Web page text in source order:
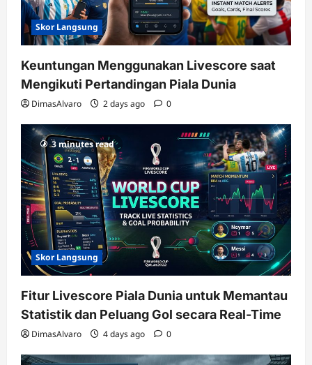
Skor Langsung
Keuntungan Menggunakan Livescore saat
Mengikuti Pertandingan Piala Dunia
DimasAlvaro 2 days ago 0
3 minutes read
Skor Langsung
Fitur Livescore Piala Dunia untuk Memantau
Statistik dan Peluang Gol secara Real-Time
DimasAlvaro 4 days ago 0